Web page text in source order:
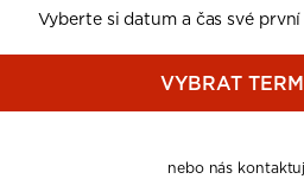
Vyberte si datum a čas své
VYBRAT
nebo nás